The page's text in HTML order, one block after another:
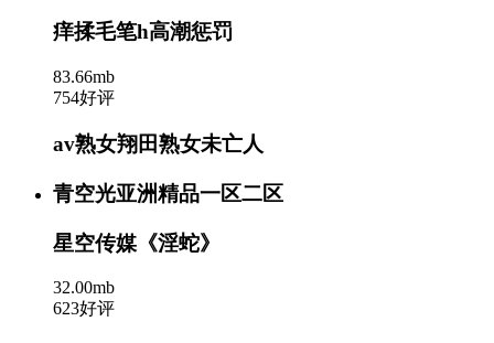
痒揉毛笔h高潮惩罚
83.66mb
754好评
av熟女翔田熟女未亡人
青空光亚洲精品一区二区
星空传媒《淫蛇》
32.00mb
623好评